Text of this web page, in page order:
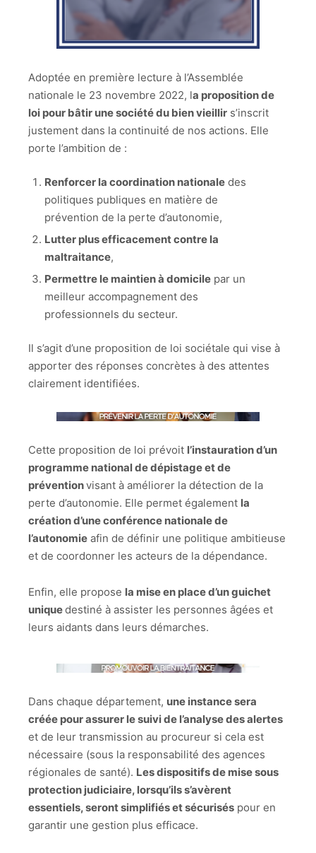
Adoptée en première lecture à l’Assemblée
nationale le 23 novembre 2022, la proposition de
loi pour bâtir une société du bien vieillir s’inscrit
justement dans la continuité de nos actions. Elle
porte l’ambition de :
Renforcer la coordination nationaledes
politiques publiques en matière de
prévention de la perte d’autonomie,
Lutter plus efficacement contre la
maltraitance,
Permettre le maintien à domicilepar un
meilleur accompagnement des
professionnels du secteur.
Il s’agit d’une proposition de loi sociétale qui vise à
apporter des réponses concrètes à des attentes
clairement identifiées.
Cette proposition de loi prévoit l’instauration d’un
programme national de dépistage et de
préventionvisant à améliorer la détection de la
perte d’autonomie. Elle permet également la
création d’une conférence nationale de
l’autonomie afin de définir une politique ambitieuse
et de coordonner les acteurs de la dépendance.
Enfin, elle propose la mise en place d’un guichet
uniquedestiné à assister les personnes âgées et
leurs aidants dans leurs démarches.
Dans chaque département, une instance sera
créée pour assurer le suivi de l’analyse des alertes
et de leur transmission au procureur si cela est
nécessaire (sous la responsabilité des agences
régionales de santé). Les dispositifs de mise sous
protection judiciaire, lorsqu’ils s’avèrent
essentiels, seront simplifiés et sécurisés pour en
garantir une gestion plus efficace.